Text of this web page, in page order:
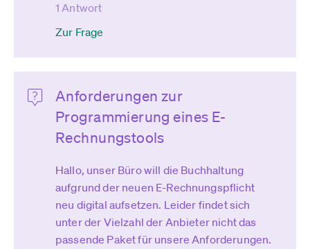
1 Antwort
Zur Frage
Anforderungen zur
Programmierung eines E-
Rechnungstools
Hallo, unser Büro will die Buchhaltung
aufgrund der neuen E-Rechnungspflicht
neu digital aufsetzen. Leider findet sich
unter der Vielzahl der Anbieter nicht das
passende Paket für unsere Anforderungen.